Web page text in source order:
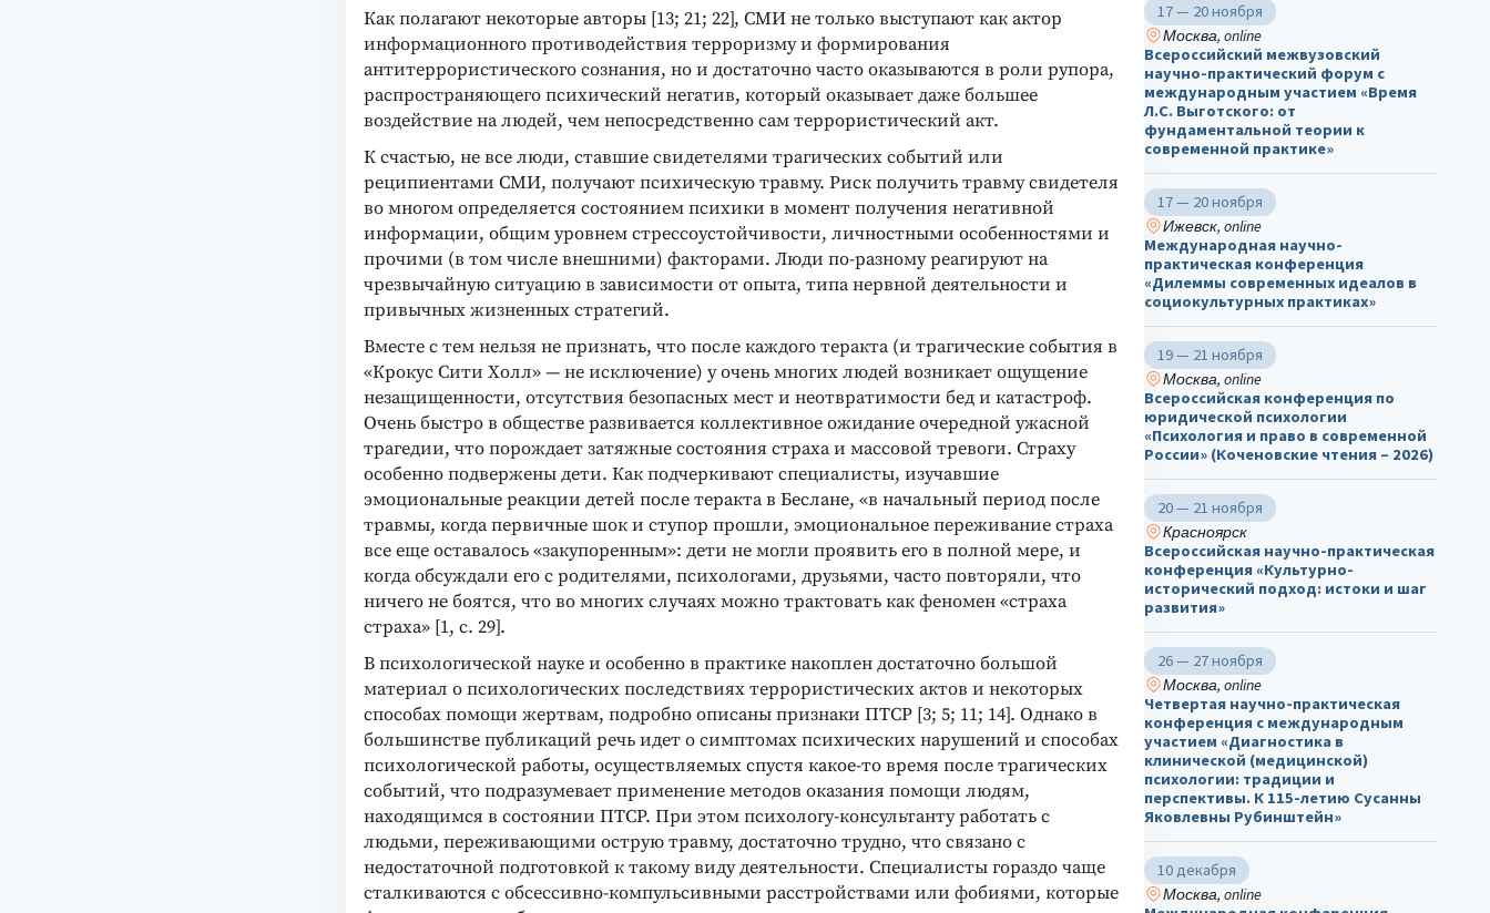
Как полагают некоторые авторы [13; 21; 22], СМИ не только выступают как актор
информационного противодействия терроризму и формирования
антитеррористического сознания, но и достаточно часто оказываются в роли рупора,
распространяющего психический негатив, который оказывает даже большее
воздействие на людей, чем непосредственно сам террористический акт.
К счастью, не все люди, ставшие свидетелями трагических событий или
реципиентами СМИ, получают психическую травму. Риск получить травму свидетеля
во многом определяется состоянием психики в момент получения негативной
информации, общим уровнем стрессоустойчивости, личностными особенностями и
прочими (в том числе внешними) факторами. Люди по-разному реагируют на
чрезвычайную ситуацию в зависимости от опыта, типа нервной деятельности и
привычных жизненных стратегий.
Вместе с тем нельзя не признать, что после каждого теракта (и трагические события в
«Крокус Сити Холл» — не исключение) у очень многих людей возникает ощущение
незащищенности, отсутствия безопасных мест и неотвратимости бед и катастроф.
Очень быстро в обществе развивается коллективное ожидание очередной ужасной
трагедии, что порождает затяжные состояния страха и массовой тревоги. Страху
особенно подвержены дети. Как подчеркивают специалисты, изучавшие
эмоциональные реакции детей после теракта в Беслане, «в начальный период после
травмы, когда первичные шок и ступор прошли, эмоциональное переживание страха
все еще оставалось «закупоренным»: дети не могли проявить его в полной мере, и
когда обсуждали его с родителями, психологами, друзьями, часто повторяли, что
ничего не боятся, что во многих случаях можно трактовать как феномен «страха
страха» [1, с. 29].
В психологической науке и особенно в практике накоплен достаточно большой
материал о психологических последствиях террористических актов и некоторых
способах помощи жертвам, подробно описаны признаки ПТСР [3; 5; 11; 14]. Однако в
большинстве публикаций речь идет о симптомах психических нарушений и способах
психологической работы, осуществляемых спустя какое-то время после трагических
событий, что подразумевает применение методов оказания помощи людям,
находящимся в состоянии ПТСР. При этом психологу-консультанту работать с
людьми, переживающими острую травму, достаточно трудно, что связано с
недостаточной подготовкой к такому виду деятельности. Специалисты гораздо чаще
сталкиваются с обсессивно-компульсивными расстройствами или фобиями, которые
17 — 20 ноября
Москва, online
Всероссийский межвузовский
научно-практический форум с
международным участием «Время
Л.С. Выготского: от
фундаментальной теории к
современной практике»
17 — 20 ноября
Ижевск, online
Международная научно-
практическая конференция
«Дилеммы современных идеалов в
социокультурных практиках»
19 — 21 ноября
Москва, online
Всероссийская конференция по
юридической психологии
«Психология и право в современной
России» (Коченовские чтения – 2026)
20 — 21 ноября
Красноярск
Всероссийская научно-практическая
конференция «Культурно-
исторический подход: истоки и шаг
развития»
26 — 27 ноября
Москва, online
Четвертая научно-практическая
конференция с международным
участием «Диагностика в
клинической (медицинской)
психологии: традиции и
перспективы. К 115-летию Сусанны
Яковлевны Рубинштейн»
10 декабря
Москва, online